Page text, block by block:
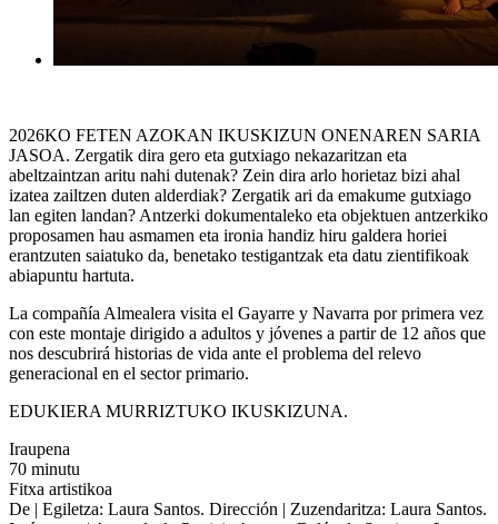
2026KO FETEN AZOKAN IKUSKIZUN ONENAREN SARIA
JASOA. Zergatik dira gero eta gutxiago nekazaritzan eta
abeltzaintzan aritu nahi dutenak? Zein dira arlo horietaz bizi ahal
izatea zailtzen duten alderdiak? Zergatik ari da emakume gutxiago
lan egiten landan? Antzerki dokumentaleko eta objektuen antzerkiko
proposamen hau asmamen eta ironia handiz hiru galdera horiei
erantzuten saiatuko da, benetako testigantzak eta datu zientifikoak
abiapuntu hartuta.
La compañía Almealera visita el Gayarre y Navarra por primera vez
con este montaje dirigido a adultos y jóvenes a partir de 12 años que
nos descubrirá historias de vida ante el problema del relevo
generacional en el sector primario.
EDUKIERA MURRIZTUKO IKUSKIZUNA.
Iraupena
70 minutu
Fitxa artistikoa
De | Egiletza: Laura Santos. Dirección | Zuzendaritza: Laura Santos.